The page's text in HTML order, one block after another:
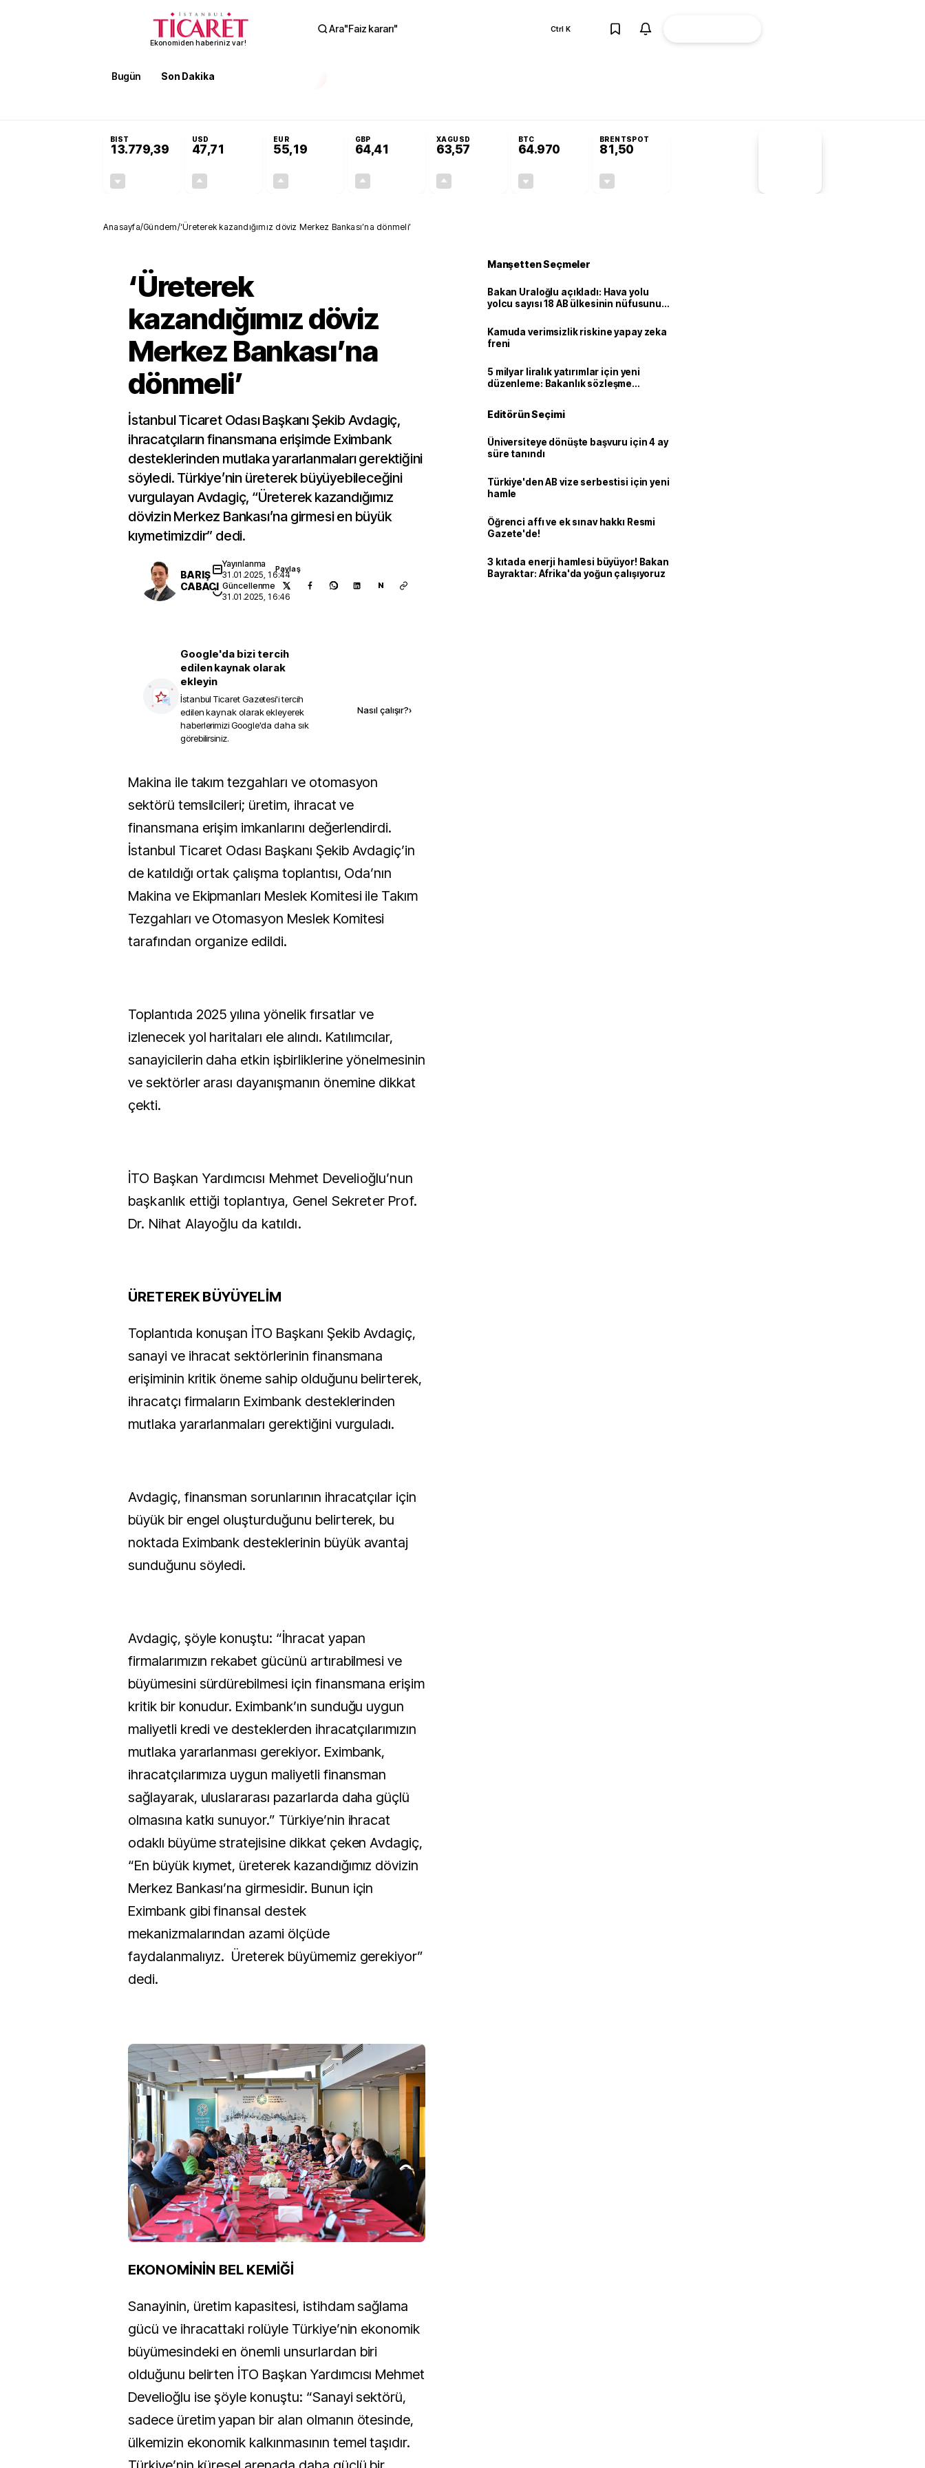
Ekonomiden haberiniz var!
Ara"Faiz kararı" Ctrl K
Bugün Son Dakika
BIST
13.779,39
USD
47,71
EUR
55,19
GBP
64,41
XAGUSD
63,57
BTC
64.970
BRENTSPOT
81,50
Anasayfa/Gündem/‘Üreterek kazandığımız döviz Merkez Bankası’na dönmeli’
‘Üreterek
kazandığımız döviz
Merkez Bankası’na
dönmeli’
İstanbul Ticaret Odası Başkanı Şekib Avdagiç,
ihracatçıların finansmana erişimde Eximbank
desteklerinden mutlaka yararlanmaları gerektiğini
söyledi. Türkiye’nin üreterek büyüyebileceğini
vurgulayan Avdagiç, “Üreterek kazandığımız
dövizin Merkez Bankası’na girmesi en büyük
kıymetimizdir” dedi.
BARIŞ
CABACI
Yayınlanma
31.01.2025, 16:44
Güncellenme
31.01.2025, 16:46
Paylaş
N
Google'da bizi tercih
edilen kaynak olarak
ekleyin
İstanbul Ticaret Gazetesi'i tercih
edilen kaynak olarak ekleyerek
haberlerimizi Google'da daha sık
görebilirsiniz.
Nasıl çalışır?›
Makina ile takım tezgahları ve otomasyon
sektörü temsilcileri; üretim, ihracat ve
finansmana erişim imkanlarını değerlendirdi.
İstanbul Ticaret Odası Başkanı Şekib Avdagiç’in
de katıldığı ortak çalışma toplantısı, Oda’nın
Makina ve Ekipmanları Meslek Komitesi ile Takım
Tezgahları ve Otomasyon Meslek Komitesi
tarafından organize edildi.
Toplantıda 2025 yılına yönelik fırsatlar ve
izlenecek yol haritaları ele alındı. Katılımcılar,
sanayicilerin daha etkin işbirliklerine yönelmesinin
ve sektörler arası dayanışmanın önemine dikkat
çekti.
İTO Başkan Yardımcısı Mehmet Develioğlu’nun
başkanlık ettiği toplantıya, Genel Sekreter Prof.
Dr. Nihat Alayoğlu da katıldı.
ÜRETEREK BÜYÜYELİM
Toplantıda konuşan İTO Başkanı Şekib Avdagiç,
sanayi ve ihracat sektörlerinin finansmana
erişiminin kritik öneme sahip olduğunu belirterek,
ihracatçı firmaların Eximbank desteklerinden
mutlaka yararlanmaları gerektiğini vurguladı.
Avdagiç, finansman sorunlarının ihracatçılar için
büyük bir engel oluşturduğunu belirterek, bu
noktada Eximbank desteklerinin büyük avantaj
sunduğunu söyledi.
Avdagiç, şöyle konuştu: “İhracat yapan
firmalarımızın rekabet gücünü artırabilmesi ve
büyümesini sürdürebilmesi için finansmana erişim
kritik bir konudur. Eximbank’ın sunduğu uygun
maliyetli kredi ve desteklerden ihracatçılarımızın
mutlaka yararlanması gerekiyor. Eximbank,
ihracatçılarımıza uygun maliyetli finansman
sağlayarak, uluslararası pazarlarda daha güçlü
olmasına katkı sunuyor.” Türkiye’nin ihracat
odaklı büyüme stratejisine dikkat çeken Avdagiç,
“En büyük kıymet, üreterek kazandığımız dövizin
Merkez Bankası’na girmesidir. Bunun için
Eximbank gibi finansal destek
mekanizmalarından azami ölçüde
faydalanmalıyız. Üreterek büyümemiz gerekiyor”
dedi.
EKONOMİNİN BEL KEMİĞİ
Sanayinin, üretim kapasitesi, istihdam sağlama
gücü ve ihracattaki rolüyle Türkiye’nin ekonomik
büyümesindeki en önemli unsurlardan biri
olduğunu belirten İTO Başkan Yardımcısı Mehmet
Develioğlu ise şöyle konuştu: “Sanayi sektörü,
sadece üretim yapan bir alan olmanın ötesinde,
ülkemizin ekonomik kalkınmasının temel taşıdır.
Manşetten Seçmeler
Bakan Uraloğlu açıkladı: Hava yolu
yolcu sayısı 18 AB ülkesinin nüfusunu
Kamuda verimsizlik riskine yapay zeka
freni
5 milyar liralık yatırımlar için yeni
düzenleme: Bakanlık sözleşme
Editörün Seçimi
Üniversiteye dönüşte başvuru için 4 ay
süre tanındı
Türkiye'den AB vize serbestisi için yeni
hamle
Öğrenci affı ve ek sınav hakkı Resmi
Gazete'de!
3 kıtada enerji hamlesi büyüyor! Bakan
Bayraktar: Afrika'da yoğun çalışıyoruz